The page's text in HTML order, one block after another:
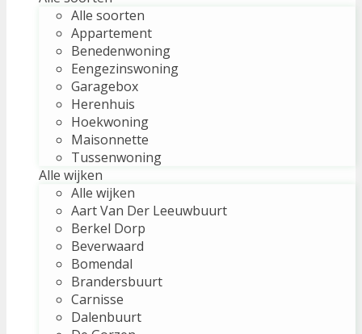
Alle soorten
Appartement
Benedenwoning
Eengezinswoning
Garagebox
Herenhuis
Hoekwoning
Maisonnette
Tussenwoning
Alle wijken
Alle wijken
Aart Van Der Leeuwbuurt
Berkel Dorp
Beverwaard
Bomendal
Brandersbuurt
Carnisse
Dalenbuurt